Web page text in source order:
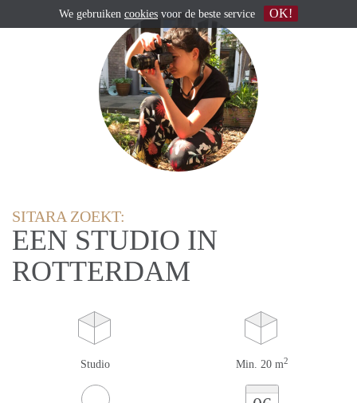
SITARA ZOEKT:
EEN STUDIO IN
ROTTERDAM
Studio Min. 20 m2
We gebruiken cookies voor de beste service OK!